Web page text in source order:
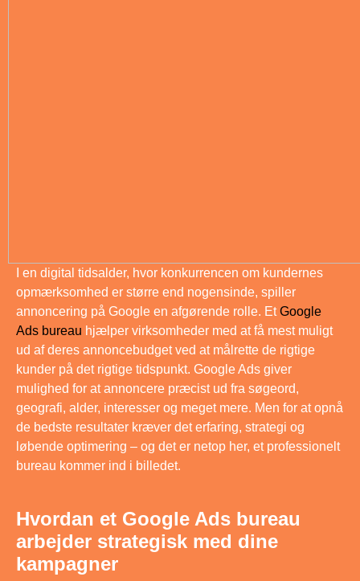
I en digital tidsalder, hvor konkurrencen om kundernes
opmærksomhed er større end nogensinde, spiller
annoncering på Google en afgørende rolle. EtGoogle
Ads bureau hjælper virksomheder med at få mest muligt
ud af deres annoncebudget ved at målrette de rigtige
kunder på det rigtige tidspunkt. Google Ads giver
mulighed for at annoncere præcist ud fra søgeord,
geografi, alder, interesser og meget mere. Men for at opnå
de bedste resultater kræver det erfaring, strategi og
løbende optimering – og det er netop her, et professionelt
bureau kommer ind i billedet.
Hvordan et Google Ads bureau
arbejder strategisk med dine
kampagner